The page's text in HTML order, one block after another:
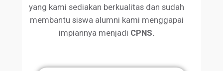
yang kami sediakan berkualitas dan sudah
membantu siswa alumni kami menggapai
impiannya menjadi CPNS.